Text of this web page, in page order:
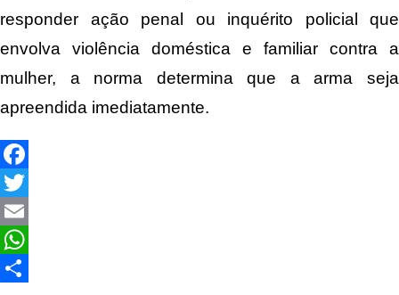
responder ação penal ou inquérito policial que
envolva violência doméstica e familiar contra a
mulher, a norma determina que a arma seja
apreendida imediatamente.
Facebook
Twitter
Email
WhatsApp